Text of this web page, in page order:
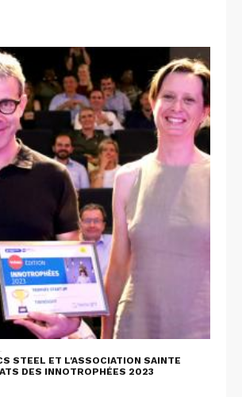
STEEL ET L'ASSOCIATION SAINTE
DES INNOTROPHÉES 2023